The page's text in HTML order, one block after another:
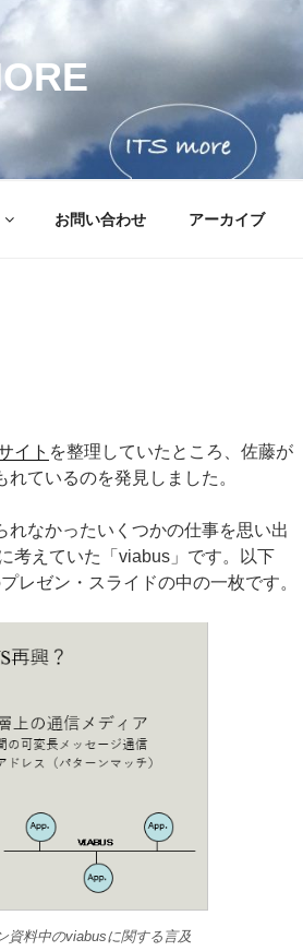
お問い合わせ アーカイブ
イト を整理していたところ、佐藤が
ているのを発見しました。
なかったいくつかの仕事を思い出
考えていた「viabus」です。以下
レゼン・スライドの中の一枚です。
資料中のviabusに関する言及